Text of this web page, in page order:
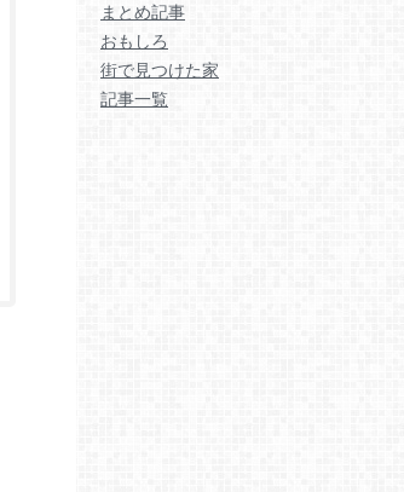
まとめ記事
おもしろ
街で見つけた家
記事一覧